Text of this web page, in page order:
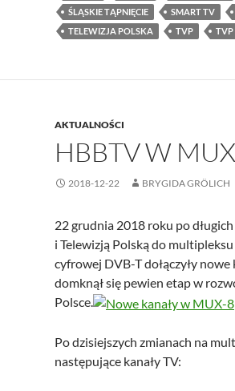
ŚLĄSKIE TĄPNIĘCIE
SMART TV
TELEWIZJA POLSKA
TVP TVP
AKTUALNOŚCI
HBBTV W
2018-12-22 BRYGIDA GRÖLICH
22 grudnia 2018 roku po
i Telewizją Polską do
cyfrowej DVB-T dołączyły nowe
domknął się pewien etap w
Polsce.
Po dzisiejszych zmianach na
następujące kanały TV: